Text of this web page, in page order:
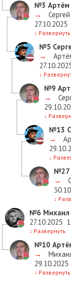
№3 Артём
→
27.10.2025
↓ Развернуть
№5
→
↓
№9
→
↓
№13
→
↓
№27
→
↓
№6 Михаил
27.10.2025
↓ Развернуть
№10
→
29.10.2025
↓ Развернуть